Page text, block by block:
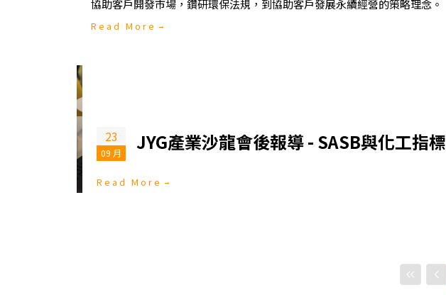
協助客戶開發市場，鑽研環保法規，到協助客戶發展永續經營的策略理念。
Read More
23
09 月 JYG產業沙龍會後報導 - SASB與化工指標
Read More